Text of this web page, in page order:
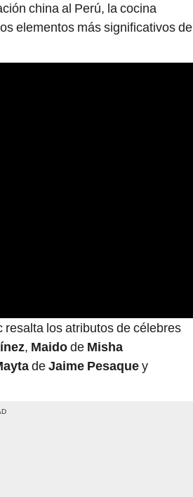
china al Perú, la cocina
elementos más significativos de
los atributos de célebres
, Maidode Misha
deJaime Pesaquey